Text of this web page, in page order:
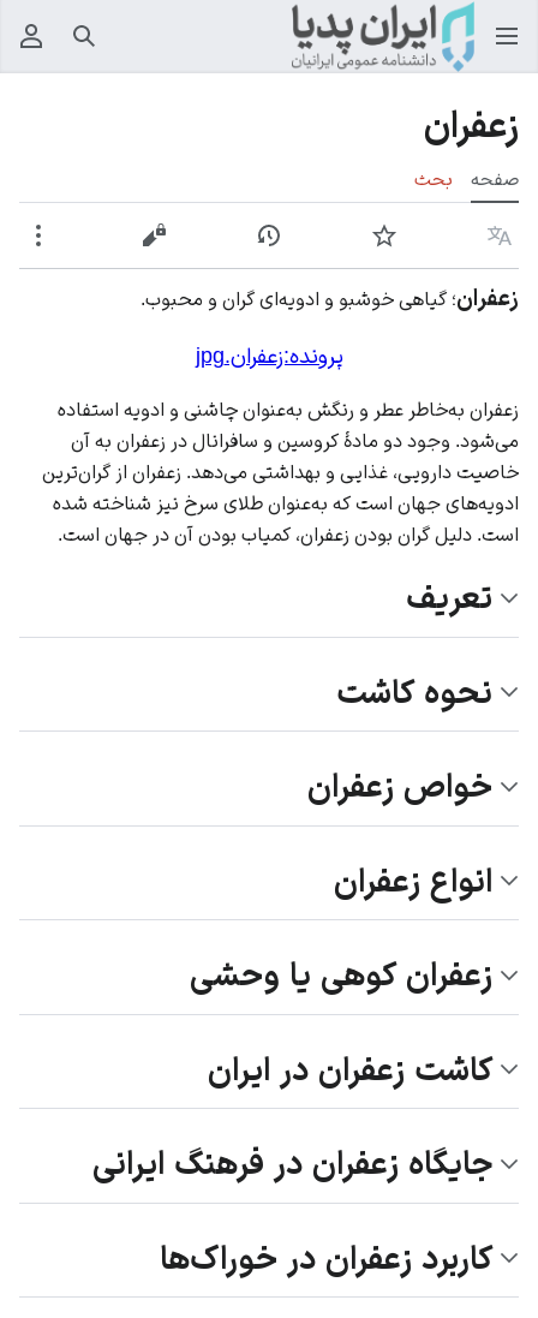
جستجو
زعفران
صفحه بحث
زبان پیگیری نمایش تاریخچهنمایش مبدأ
زعفران؛ گیاهی خوشبو و ادویه‌ای گران و محبوب.
پرونده:زعفران.jpg
زعفران به‌خاطر عطر و رنگش به‌عنوان چاشنی و ادویه استفاده
می‌شود. وجود دو مادهٔ کروسین و سافرانال در زعفران به آن
خاصیت دارویی، غذایی و بهداشتی می‌دهد. زعفران از گران‌ترین
ادویه‌های جهان است که به‌عنوان طلای سرخ نیز شناخته شده
است. دلیل گران بودن زعفران، کمیاب بودن آن در جهان است.
تعریف
نحوه کاشت
خواص زعفران
انواع زعفران
زعفران کوهی یا وحشی
کاشت زعفران در ایران
جایگاه زعفران در فرهنگ ایرانی
کاربرد زعفران در خوراک‌ها